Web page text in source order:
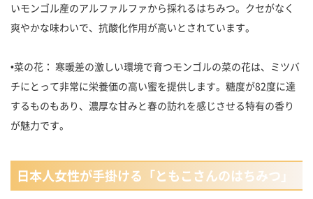
いモンゴル産のアルファルファから採れるはちみつ。クセがなく
爽やかな味わいで、抗酸化作用が高いとされています。
•菜の花： 寒暖差の激しい環境で育つモンゴルの菜の花は、ミツバ
チにとって非常に栄養価の高い蜜を提供します。糖度が82度に達
するものもあり、濃厚な甘みと春の訪れを感じさせる特有の香り
が魅力です。
日本人女性が手掛ける「ともこさんのはちみつ」